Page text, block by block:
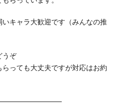
キャラ大歓迎です（みんなの推
うぞ
っても大丈夫ですが対応はお約